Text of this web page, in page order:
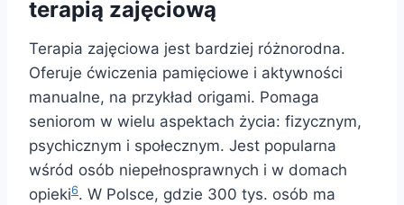
terapią zajęciową
Terapia zajęciowa jest bardziej różnorodna.
Oferuje ćwiczenia pamięciowe i aktywności
manualne, na przykład origami. Pomaga
seniorom w wielu aspektach życia: fizycznym,
psychicznym i społecznym. Jest popularna
wśród osób niepełnosprawnych i w domach
opieki6. W Polsce, gdzie 300 tys. osób ma